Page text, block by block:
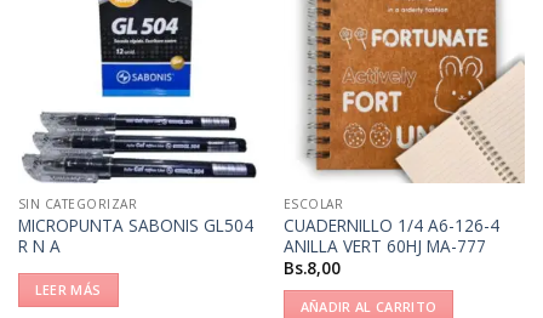
SIN CATEGORIZAR
MICROPUNTA SABONIS GL504
R N A
LEER MÁS
ESCOLAR
CUADERNILLO 1/4 A6-126-4
ANILLA VERT 60HJ MA-777
Bs.8,00
AÑADIR AL CARRITO